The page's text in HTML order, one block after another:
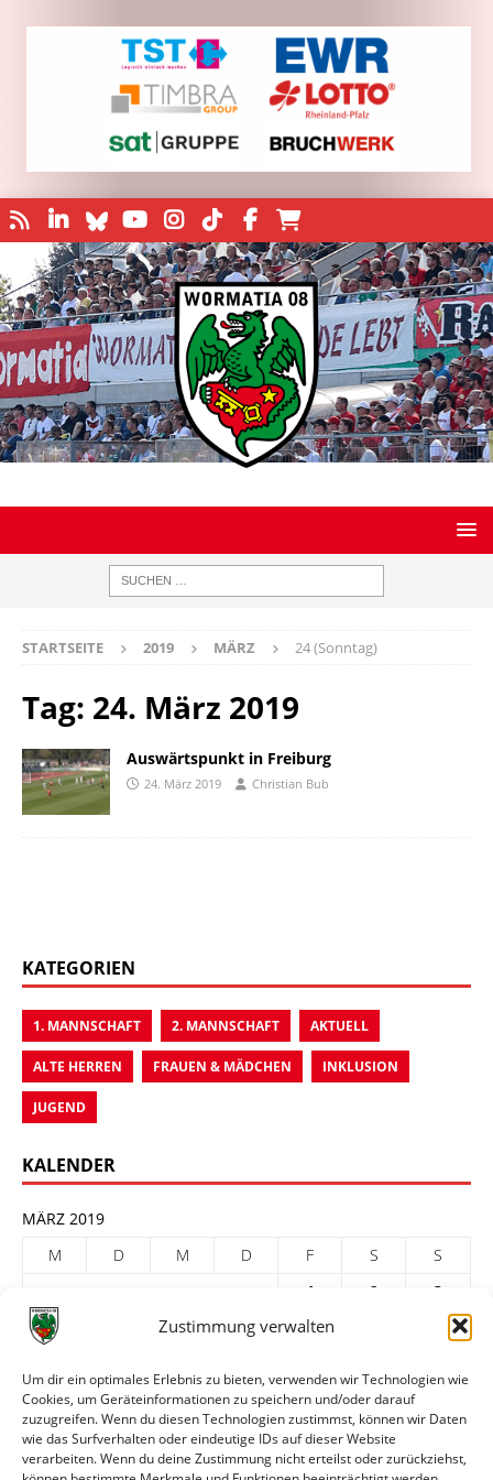
Zustimmung verwalten
Um dir ein optimales Erlebnis zu bieten, verwenden wir Technologien wie
Cookies, um Geräteinformationen zu speichern und/oder darauf
zuzugreifen. Wenn du diesen Technologien zustimmst, können wir Daten
wie das Surfverhalten oder eindeutige IDs auf dieser Website
verarbeiten. Wenn du deine Zustimmung nicht erteilst oder zurückziehst,
STARTSEITE 2019 MÄRZ 24 (Sonntag)
Tag: 24. März 2019
Auswärtspunkt in Freiburg
24. März 2019 Christian Bub
KATEGORIEN
1. MANNSCHAFT 2. MANNSCHAFT AKTUELL
ALTE HERREN FRAUEN & MÄDCHEN INKLUSION
JUGEND
KALENDER
MÄRZ 2019
M
D M D F S
S
1
2
3
4
6 7 8
18
19 20 21 22 23
25
26 27 28 29 30
« Feb.
Apr. »